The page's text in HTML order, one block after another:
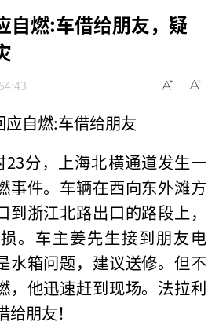
自燃:车借给朋友，疑
应自燃:车借给朋友
23分，上海北横通道发生一
事件。车辆在西向东外滩方
到浙江北路出口的路段上，
。车主姜先生接到朋友电
水箱问题，建议送修。但不
，他迅速赶到现场。法拉利
朋友！